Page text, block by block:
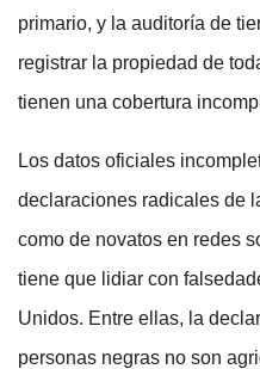
primario, y la auditoría de
registrar la propiedad de
tienen una cobertura
Los datos oficiales
declaraciones radicales de
como de novatos en redes
tiene que lidiar con
Unidos. Entre ellas, la
personas negras no son